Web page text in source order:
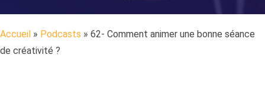
Accueil » Podcasts » 62- Comment animer une bonne séance
de créativité ?